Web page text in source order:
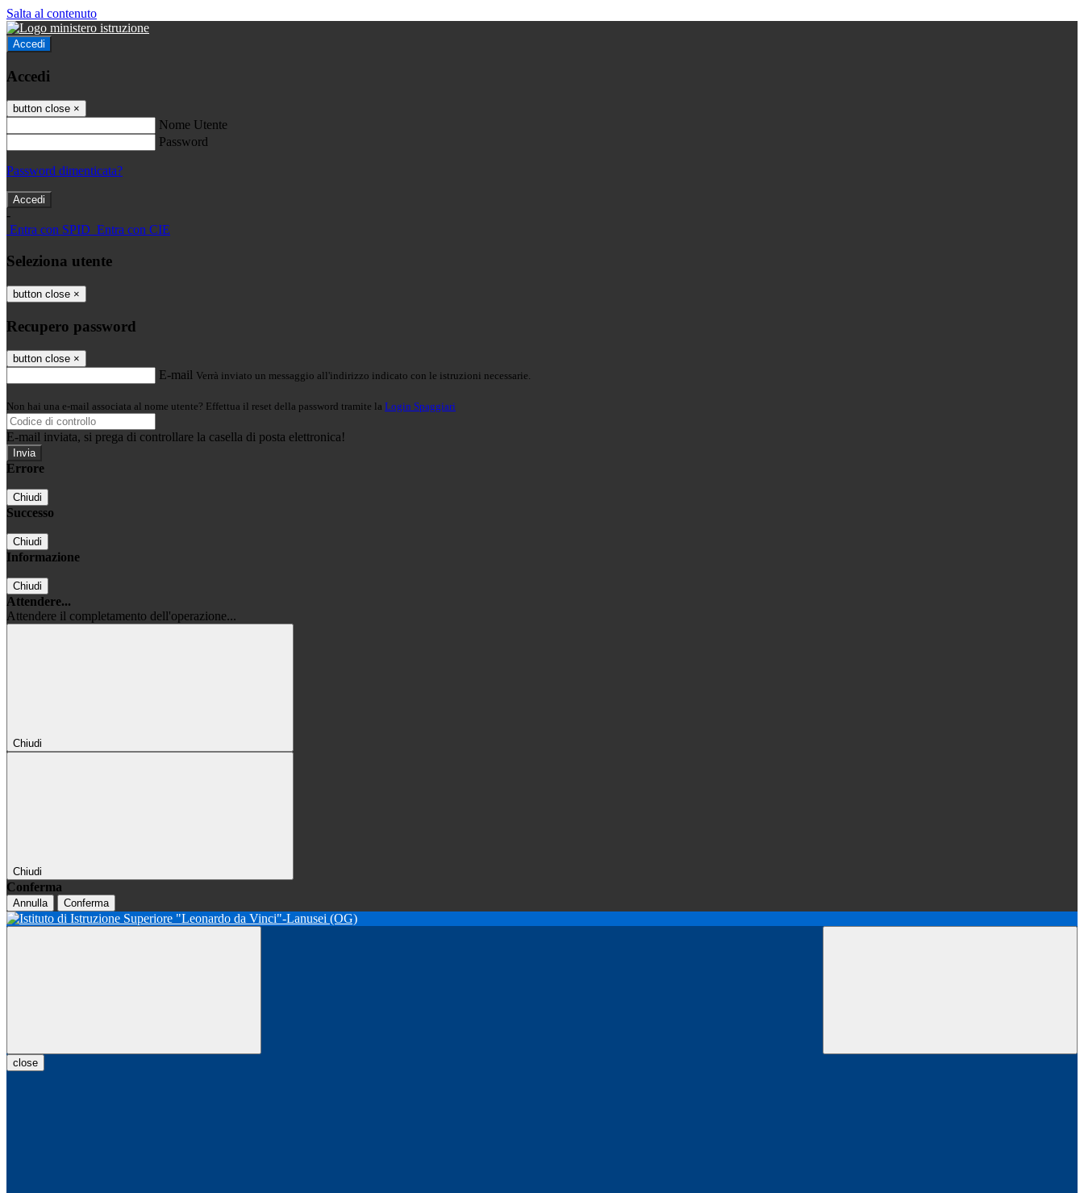
Salta al contenuto
Accedi
Accedi
button close ×
Nome Utente
Password
Password dimenticata?
-
Entra con SPID Entra con CIE
Seleziona utente
button close ×
Recupero password
button close ×
E-mail Verrà inviato un messaggio all'indirizzo indicato con le istruzioni necessarie.
Non hai una e-mail associata al nome utente? Effettua il reset della password tramite la Login Spaggiari
E-mail inviata, si prega di controllare la casella di posta elettronica!
Errore
Chiudi
Successo
Chiudi
Informazione
Chiudi
Attendere...
Attendere il completamento dell'operazione...
Chiudi
Chiudi
Conferma
Annulla Conferma
close